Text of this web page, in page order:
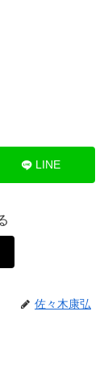
LINE
佐々木康弘